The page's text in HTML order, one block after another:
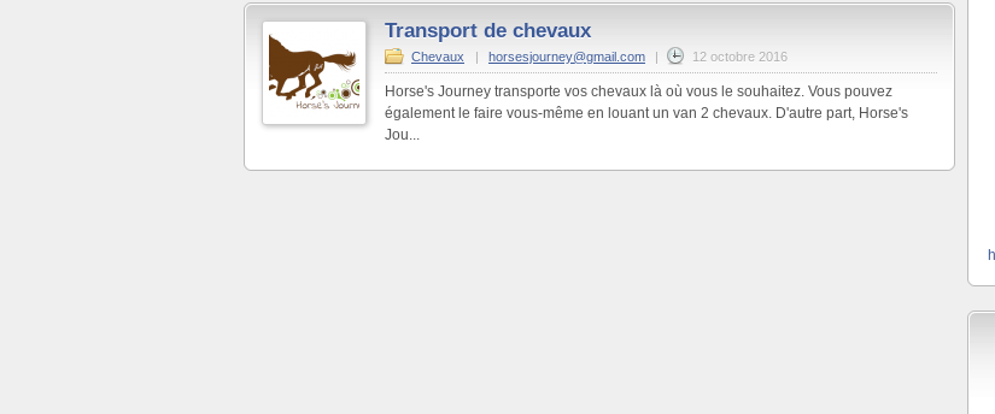
Transport de chevaux
Chevaux | horsesjourney@gmail.com | 12 octobre 2016
Horse's Journey transporte vos chevaux là où vous le souhaitez. Vous pouvez
également le faire vous-même en louant un van 2 chevaux. D'autre part, Horse's
Jou...